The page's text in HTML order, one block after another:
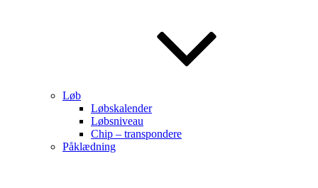
Løb
Løbskalender
Løbsniveau
Chip – transpondere
Påklædning